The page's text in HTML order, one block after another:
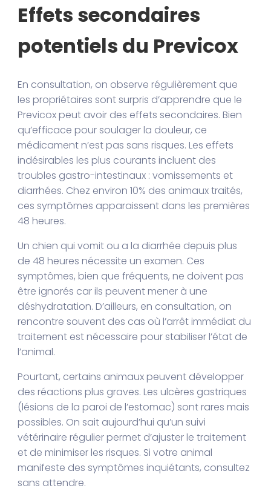
Effets secondaires
potentiels du Previcox
En consultation, on observe régulièrement que
les propriétaires sont surpris d’apprendre que le
Previcox peut avoir des effets secondaires. Bien
qu’efficace pour soulager la douleur, ce
médicament n’est pas sans risques. Les effets
indésirables les plus courants incluent des
troubles gastro-intestinaux : vomissements et
diarrhées. Chez environ 10% des animaux traités,
ces symptômes apparaissent dans les premières
48 heures.
Un chien qui vomit ou a la diarrhée depuis plus
de 48 heures nécessite un examen. Ces
symptômes, bien que fréquents, ne doivent pas
être ignorés car ils peuvent mener à une
déshydratation. D’ailleurs, en consultation, on
rencontre souvent des cas où l’arrêt immédiat du
traitement est nécessaire pour stabiliser l’état de
l’animal.
Pourtant, certains animaux peuvent développer
des réactions plus graves. Les ulcères gastriques
(lésions de la paroi de l’estomac) sont rares mais
possibles. On sait aujourd’hui qu’un suivi
vétérinaire régulier permet d’ajuster le traitement
et de minimiser les risques. Si votre animal
manifeste des symptômes inquiétants, consultez
sans attendre.